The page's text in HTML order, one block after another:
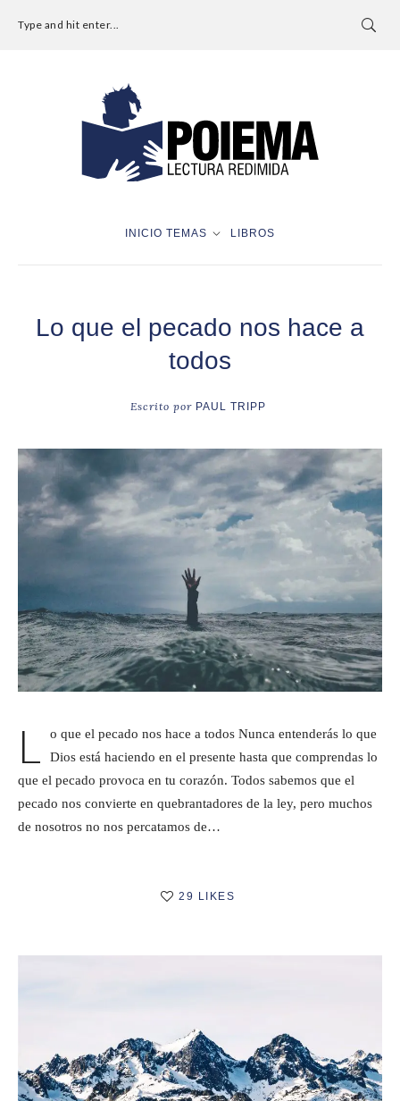
Type and hit enter...
INICIO TEMAS LIBROS
Lo que el pecado nos hace a
todos
Escrito por PAUL TRIPP
L
o que el pecado nos hace a todos Nunca entenderás lo que
Dios está haciendo en el presente hasta que comprendas lo
que el pecado provoca en tu corazón. Todos sabemos que el
pecado nos convierte en quebrantadores de la ley, pero muchos
de nosotros no nos percatamos de…
29 LIKES